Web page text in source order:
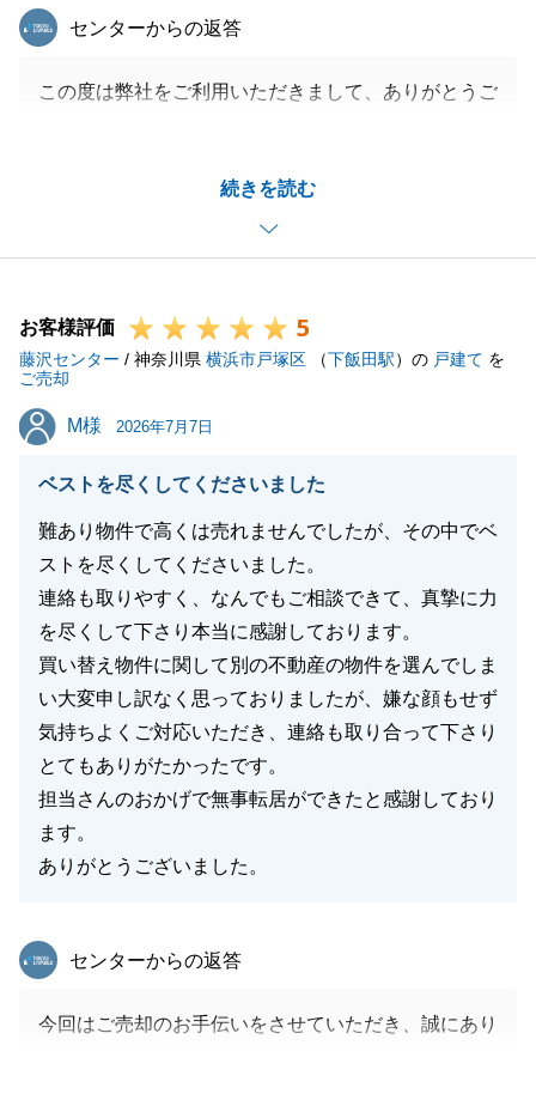
続きを読む
東急リバブル
センターからの返答
この度は弊社をご利用いただきまして、ありがとうご
不動産の事でご相談がありましたら、いつでもお気軽
にご連絡下さい。
お客様評価 5
藤沢センター / 神奈川県 横浜市戸塚区 （下飯田駅）の 戸建て を
ご売却
M様
M様 2026年7月7日
ベストを尽くしてくださいました
難あり物件で高くは売れませんでしたが、その中でベ
ストを尽くしてくださいました。
連絡も取りやすく、なんでもご相談できて、真摯に力
を尽くして下さり本当に感謝しております。
買い替え物件に関して別の不動産の物件を選んでしま
い大変申し訳なく思っておりましたが、嫌な顔もせず
気持ちよくご対応いただき、連絡も取り合って下さり
とてもありがたかったです。
担当さんのおかげで無事転居ができたと感謝しており
ます。
ありがとうございました。
東急リバブル
センターからの返答
今回はご売却のお手伝いをさせていただき、誠にあり